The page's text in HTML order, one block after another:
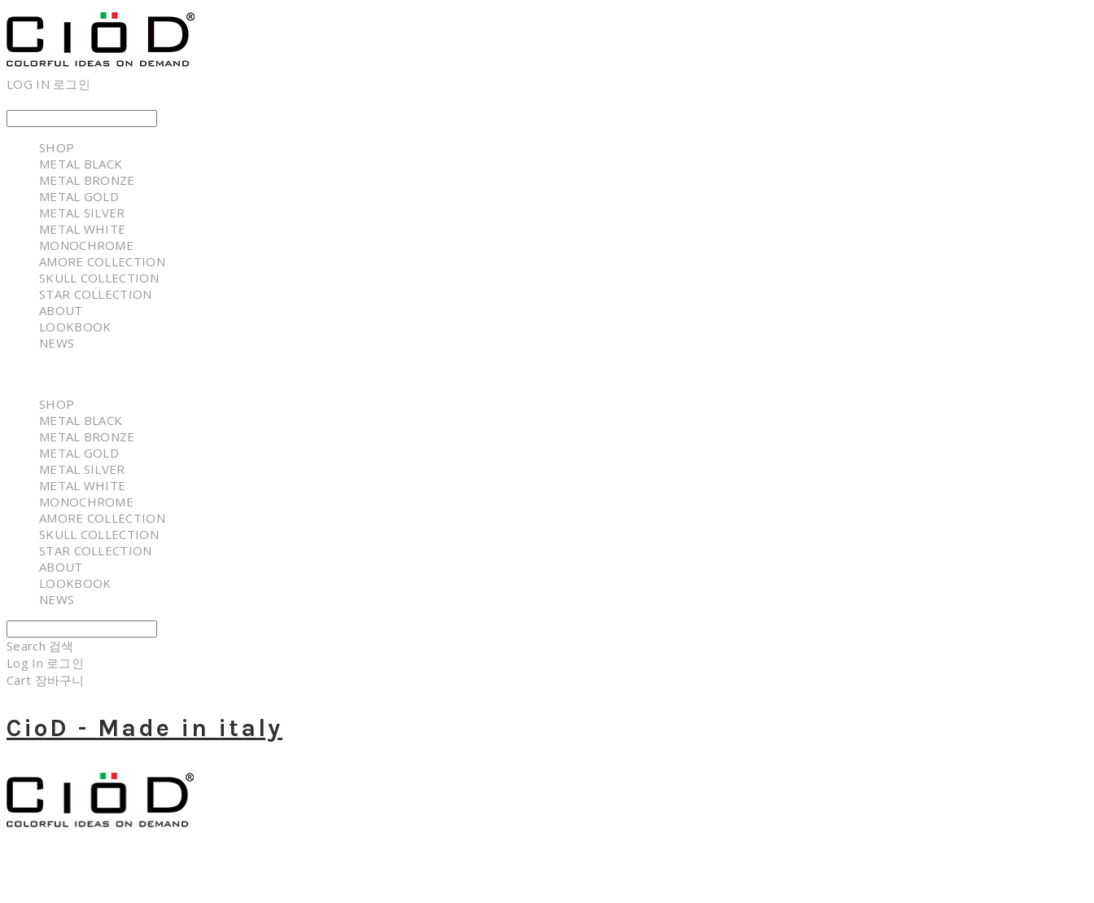
LOG IN 로그인
SHOP
METAL BLACK
METAL BRONZE
METAL GOLD
METAL SILVER
METAL WHITE
MONOCHROME
AMORE COLLECTION
SKULL COLLECTION
STAR COLLECTION
ABOUT
LOOKBOOK
NEWS
SHOP
METAL BLACK
METAL BRONZE
METAL GOLD
METAL SILVER
METAL WHITE
MONOCHROME
AMORE COLLECTION
SKULL COLLECTION
STAR COLLECTION
ABOUT
LOOKBOOK
NEWS
Search 검색
Log In 로그인
Cart 장바구니
CioD - Made in italy